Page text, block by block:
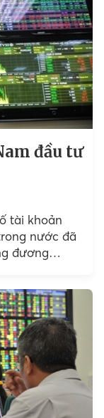
đầu tư
tài khoản
nước đã
đương